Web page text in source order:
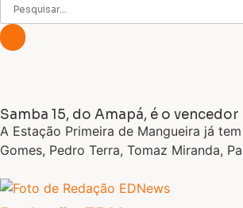
Samba 15, do Amapá, é o
A Estação Primeira de Mangueira já
Gomes, Pedro Terra, Tomaz Miranda,